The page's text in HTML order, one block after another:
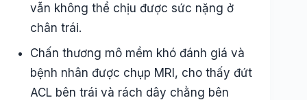
vẫn không thể chịu được sức nặng ở
chân trái.
Chấn thương mô mềm khó đánh giá và
bệnh nhân được chụp MRI, cho thấy đứt
ACL bên trái và rách dây chằng bên